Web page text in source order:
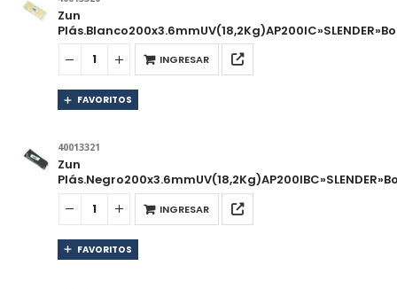
Zun
INGRESAR
FAVORITOS
40013321
Zun
INGRESAR
FAVORITOS